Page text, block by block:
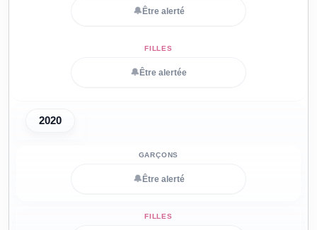
🔔 Être alerté
🔔 Être alertée
2020
🔔 Être alerté